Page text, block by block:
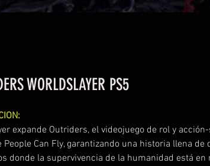
WORLDSLAYER PS5
expande Outriders, el videojuego de rol y
Can Fly, garantizando una historia llena de
donde la supervivencia de la humanidad está en